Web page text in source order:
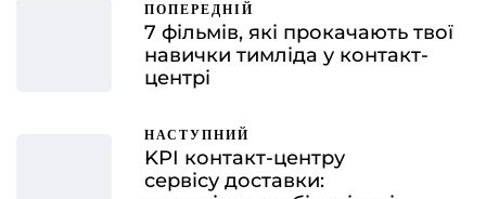
ПОПЕРЕДНІЙ
7 фільмів, які прокачають твої
навички тимліда у контакт-
центрі
НАСТУПНИЙ
KPI контакт-центру
сервісу доставки: